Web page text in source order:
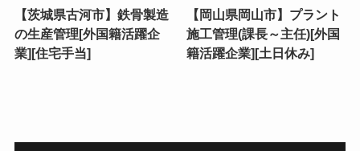
【茨城県古河市】鉄骨製造
の生産管理[外国籍活躍企
業][住宅手当]
【岡山県岡山市】プラント
施工管理(課長～主任)[外国
籍活躍企業][土日休み]